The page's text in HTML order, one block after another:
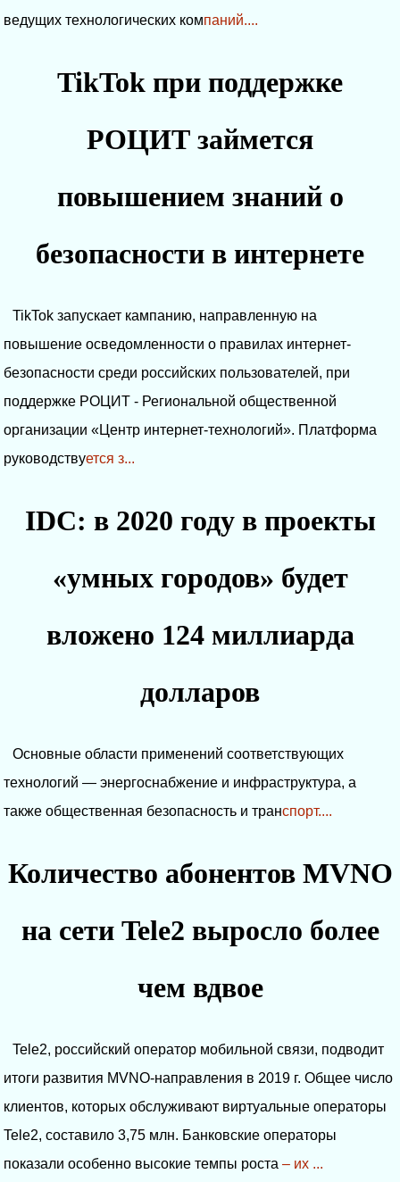
ведущих технологических компаний....
TikTok при поддержке
РОЦИТ займется
повышением знаний о
безопасности в интернете
TikTok запускает кампанию, направленную на
повышение осведомленности о правилах интернет-
безопасности среди российских пользователей, при
поддержке РОЦИТ - Региональной общественной
организации «Центр интернет-технологий». Платформа
руководствуется з...
IDC: в 2020 году в проекты
«умных городов» будет
вложено 124 миллиарда
долларов
Основные области применений соответствующих
технологий — энергоснабжение и инфраструктура, а
также общественная безопасность и транспорт....
Количество абонентов MVNO
на сети Tele2 выросло более
чем вдвое
Tele2, российский оператор мобильной связи, подводит
итоги развития MVNO-направления в 2019 г. Общее число
клиентов, которых обслуживают виртуальные операторы
Tele2, составило 3,75 млн. Банковские операторы
показали особенно высокие темпы роста – их ...